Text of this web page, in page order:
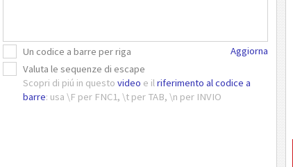
Un codice a barre per riga
Valuta le sequenze di escape
Scopri di piú in questo video e ilriferimento al codice a
barre: usa \F per FNC1, \t per TAB, \n per INVIO
Aggiorna